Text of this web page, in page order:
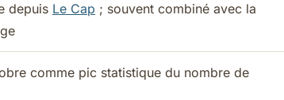
depuis Le Cap ; souvent combiné avec la
comme pic statistique du nombre de